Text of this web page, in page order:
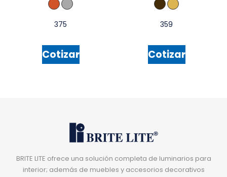
375
Cotizar
359
Cotizar
BRITE LITE ofrece una solución completa de luminarios para
interior; además de muebles y accesorios decorativos